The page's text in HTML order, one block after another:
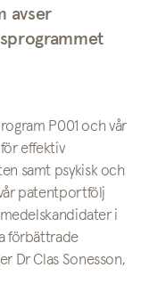
avser
P001 och vår
effektiv
samt psykisk och
patentportfölj
i
förbättrade
Dr Clas Sonesson,